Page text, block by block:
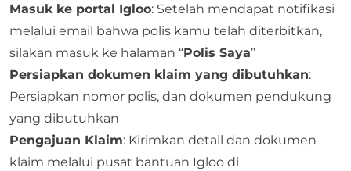
Masuk ke portal Igloo: Setelah mendapat notifikasi
melalui email bahwa polis kamu telah diterbitkan,
silakan masuk ke halaman “Polis Saya”
Persiapkan dokumen klaim yang dibutuhkan:
Persiapkan nomor polis, dan dokumen pendukung
yang dibutuhkan
Pengajuan Klaim: Kirimkan detail dan dokumen
klaim melalui pusat bantuan Igloo di